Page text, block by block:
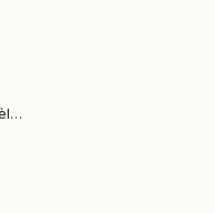
Puis-je faire confiance aux réponses des modèles ?